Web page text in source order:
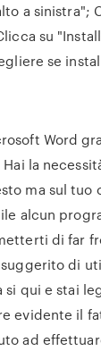
a sinistra";
su
se
Word
Hai la
ma sul tuo
alcun
di far
di
si qui e stai
evidente il
ad